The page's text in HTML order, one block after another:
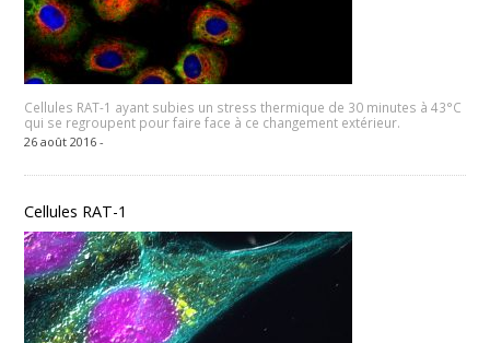
Cellules RAT-1 ayant subies un stress thermique de 30 minutes à 43°C
qui se regroupent pour faire face à ce changement extérieur.
26 août 2016 -
Cellules RAT-1